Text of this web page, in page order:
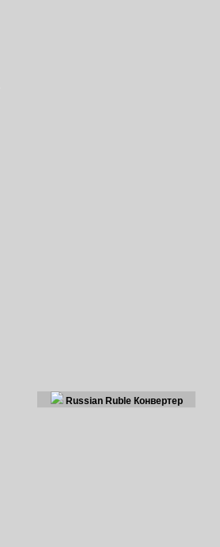
Russian Ruble Конвертер